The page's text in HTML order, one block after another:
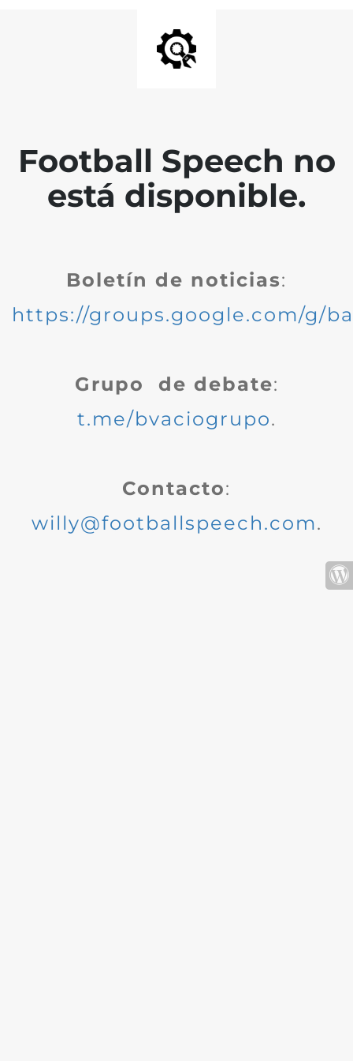
Football Speech no
está disponible.
Boletín de noticias:
https://groups.google.com/g/
Grupo de debate:
t.me/bvaciogrupo.
Contacto:
willy@footballspeech.com.